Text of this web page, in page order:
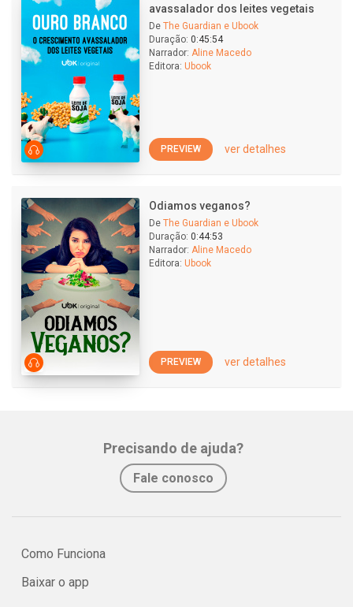
avassalador dos leites vegetais
De The Guardian e Ubook
Duração: 0:45:54
Narrador: Aline Macedo
Editora: Ubook
PREVIEW ver detalhes
Odiamos veganos?
De The Guardian e Ubook
Duração: 0:44:53
Narrador: Aline Macedo
Editora: Ubook
PREVIEW ver detalhes
Precisando de ajuda?
Fale conosco
Como Funciona
Baixar o app